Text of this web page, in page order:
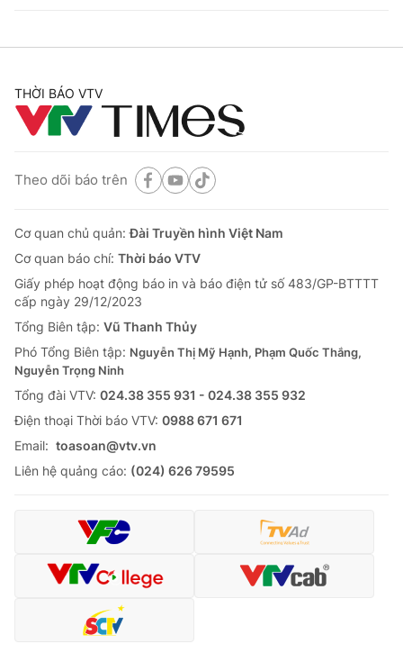
THỜI BÁO VTV
Theo dõi báo trên
Cơ quan chủ quản:Đài Truyền hình Việt Nam
Cơ quan báo chí: Thời báo VTV
Giấy phép hoạt động báo in và báo điện tử số 483/GP-BTTTT
cấp ngày 29/12/2023
Tổng Biên tập: Vũ Thanh Thủy
Phó Tổng Biên tập: Nguyễn Thị Mỹ Hạnh, Phạm Quốc Thắng,
Nguyễn Trọng Ninh
Tổng đài VTV: 024.38 355 931 - 024.38 355 932
Ðiện thoại Thời báo VTV: 0988 671 671
Email: toasoan@vtv.vn
Liên hệ quảng cáo: (024) 626 79595